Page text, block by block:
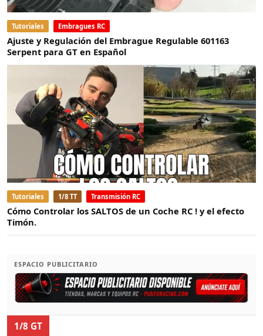
Tutoriales Embragues RC
Ajuste y Regulación del Embrague Regulable 601163
Serpent para GT en Español
Tutoriales 1/8 TT Transmisión RC
Cómo Controlar los SALTOS de un Coche RC ! y el efecto
Timón.
ESPACIO PUBLICITARIO
1/8 GT